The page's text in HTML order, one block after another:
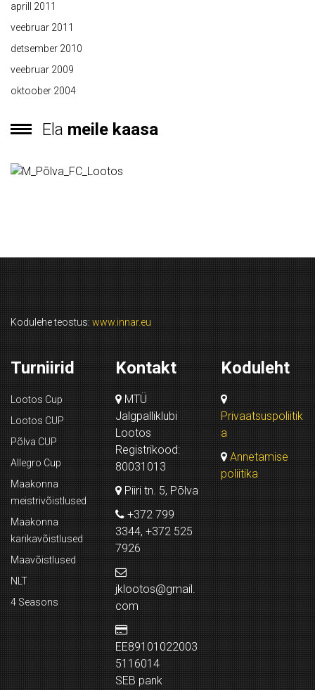
aprill 2011
veebruar 2011
detsember 2010
veebruar 2009
oktoober 2004
Ela meile kaasa
Kodulehe teostus: www.innar.eu
Turniirid
Lootos Cup
Lootos CUP
Põlva CUP
Allegro Cup
Maakonna
meistrivõistlused
Maakonna
karikavõistlused
Maavõistlused
NLT
4 Seasons
Kontakt
MTÜ
Jalgpalliklubi
Lootos
Registrikood:
80031013
Piiri tn. 5, Põlva
+372 799
3344, +372 525
7926
jklootos@gmail.
com
EE89101022003
5116014
SEB pank
Koduleht
Privaatsuspoliitik
a
Annetamise
poliitika